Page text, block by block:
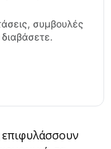
συμβουλές